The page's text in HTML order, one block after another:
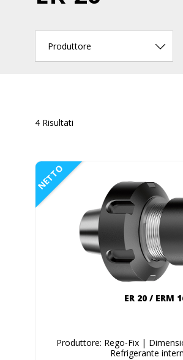
Produttore
4 Risultati
NETTO
ER 20 / ERM
Produttore: Rego-Fix |
Refrigerante